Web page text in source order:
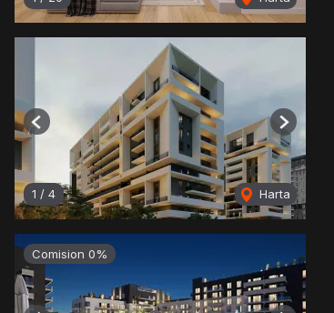
1 / 4 Harta
Previous Next
Comision 0%